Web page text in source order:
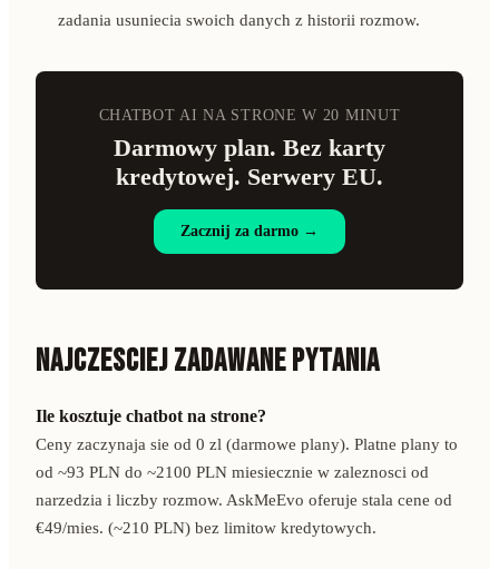
zadania usuniecia swoich danych z historii rozmow.
CHATBOT AI NA STRONE W 20 MINUT
Darmowy plan. Bez karty
kredytowej. Serwery EU.
Zacznij za darmo →
NAJCZESCIEJ ZADAWANE PYTANIA
Ile kosztuje chatbot na strone?
Ceny zaczynaja sie od 0 zl (darmowe plany). Platne plany to
od ~93 PLN do ~2100 PLN miesiecznie w zaleznosci od
narzedzia i liczby rozmow. AskMeEvo oferuje stala cene od
€49/mies. (~210 PLN) bez limitow kredytowych.